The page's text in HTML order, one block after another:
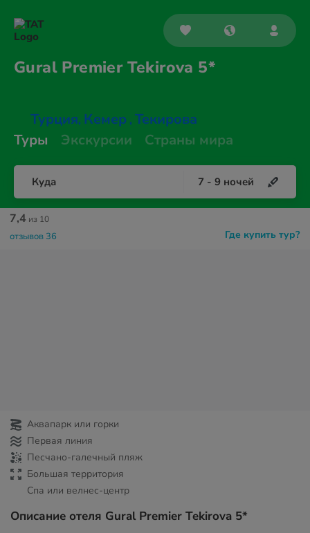
Gural PremierTekirova 5*
Турция, Кемер , Текирова
Туры
Экскурсии Страны мира
Куда 7 - 9 ночей
Где купить тур?
7,4 из 10
отзывов 36
Аквапарк или горки
Первая линия
Песчано-галечный пляж
Большая территория
Спа или велнес-центр
Описание отеля Gural Premier Tekirova 5*